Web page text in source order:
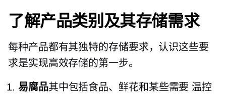
了解产品类别及其存储需求
每种产品都有其独特的存储要求，认识这些要
求是实现高效存储的第一步。
易腐品其中包括食品、鲜花和某些需要 温控